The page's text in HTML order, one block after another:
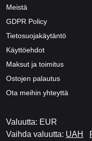
Meistä
GDPR Policy
Tietosuojakäytäntö
Käyttöehdot
Maksut ja toimitus
Ostojen palautus
Ota meihin yhteyttä
Valuutta: EUR
Vaihda valuutta: UAH